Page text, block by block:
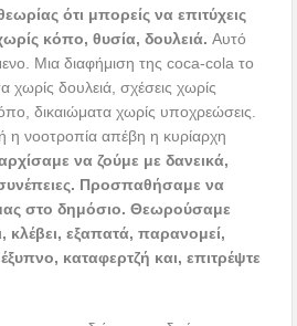
ότι μπορείς να επιτύχεις
κόπο, θυσία, δουλειά.Αυτό
Μια διαφήμιση της coca-cola το
χωρίς δουλειά, σχέσεις χωρίς
δικαιώματα χωρίς υποχρεώσεις.
η νοοτροπία απέβη η κυρίαρχη
να ζούμε με δανεικά,
Προσπαθήσαμε να
στο δημόσιο. Θεωρούσαμε
κλέβει, εξαπατά, παρανομεί,
καταφερτζή και, επιτρέψτε